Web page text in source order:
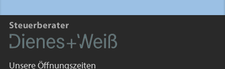
Unsere Öffnungszeiten